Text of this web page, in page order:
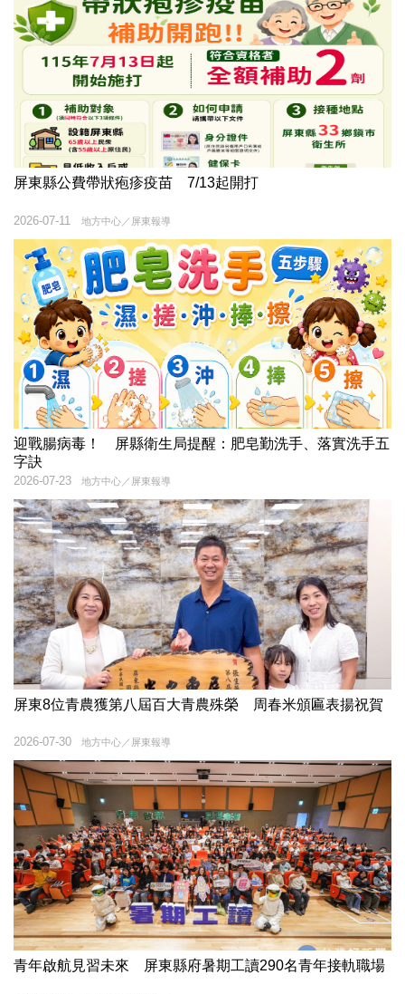
屏東縣公費帶狀疱疹疫苗 7/13起開打
地方中心／屏東報導
2026-07-11
迎戰腸病毒！ 屏縣衛生局提醒：肥皂勤洗手、落實洗手五
字訣
地方中心／屏東報導
2026-07-23
屏東8位青農獲第八屆百大青農殊榮 周春米頒匾表揚祝賀
地方中心／屏東報導
2026-07-30
青年啟航見習未來 屏東縣府暑期工讀290名青年接軌職場